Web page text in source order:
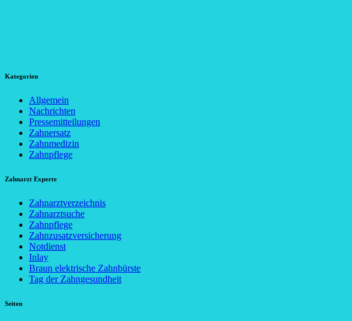
Kategorien
Allgemein
Nachrichten
Pressemitteilungen
Zahnersatz
Zahnmedizin
Zahnpflege
Zahnarzt Experte
Zahnarztverzeichnis
Zahnarztsuche
Zahnpflege
Zahnzusatzversicherung
Notdienst
Inlay
Braun elektrische Zahnbürste
Tag der Zahngesundheit
Seiten